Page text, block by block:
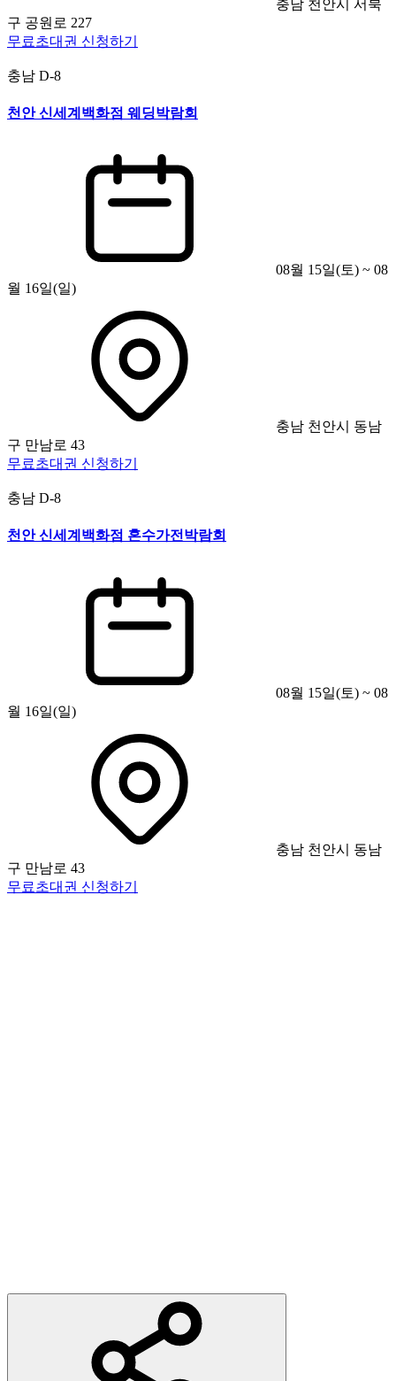
충남 천안시 서북
구 공원로 227
무료초대권 신청하기
충남 D-8
천안 신세계백화점 웨딩박람회
08월 15일(토) ~ 08
월 16일(일)
충남 천안시 동남
구 만남로 43
무료초대권 신청하기
충남 D-8
천안 신세계백화점 혼수가전박람회
08월 15일(토) ~ 08
월 16일(일)
충남 천안시 동남
구 만남로 43
무료초대권 신청하기